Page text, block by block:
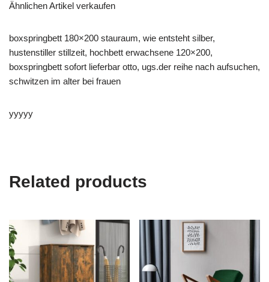
Ähnlichen Artikel verkaufen
boxspringbett 180×200 stauraum, wie entsteht silber,
hustenstiller stillzeit, hochbett erwachsene 120×200,
boxspringbett sofort lieferbar otto, ugs.der reihe nach aufsuchen,
schwitzen im alter bei frauen
yyyyy
Related products